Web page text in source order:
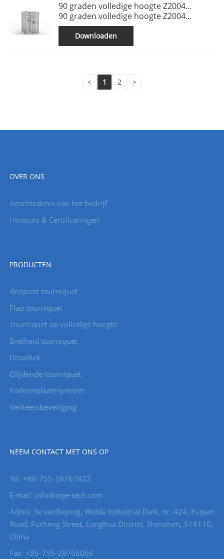
90 graden volledige hoogte Z2004
downloaden
90 graden volledige hoogte Z2004
downloaden
Downloaden
< 1 2 >
OVER ONS
Geschiedenis van het bedrijf
Honours & Certificeringen
PRODUCTEN
driepoot tourniquet
Flap tourniquet
Tourniquet op volledige hoogte
Snelheid tourniquet
Draaihek
Glijdende tourniquet
Parkeerplaatssysteem
Verkeersbeveiliging
NEEM CONTACT MET ONS OP
Tel: +86-755-28767822
E-mail: info@zoje-tech.com
Adres: 3e verdieping, Weida Industrial Park, nr. 424, Fuqian
Road, Fucheng Street, Longhua District, Shenzhen, 518110,
China
Fax: +86-755-28766066